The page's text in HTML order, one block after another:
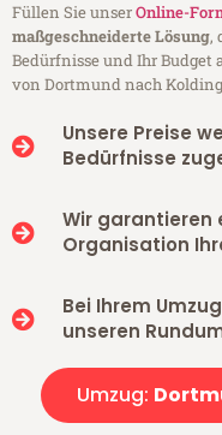
Füllen Sie unserOnline-
maßgeschneiderte Lösung,
Bedürfnisse und Ihr Budget
von Dortmund nach
Unsere Preise
Bedürfnisse
Wir garantieren
Organisation
Bei Ihrem
unseren
Umzug: